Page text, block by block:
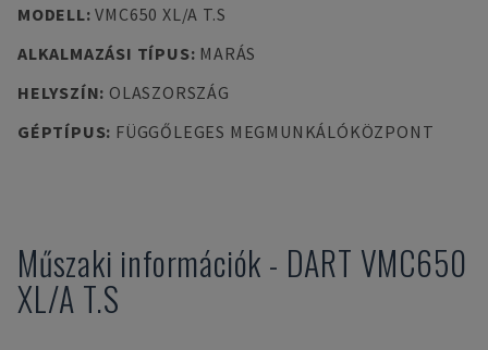
MODELL:VMC650 XL/A T.S
ALKALMAZÁSI TÍPUS: MARÁS
HELYSZÍN: OLASZORSZÁG
GÉPTÍPUS: FÜGGŐLEGES MEGMUNKÁLÓKÖZPONT
Műszaki információk - DART VMC650
XL/A T.S